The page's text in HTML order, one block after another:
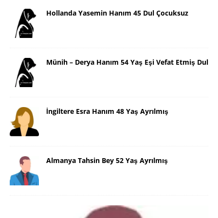
Hollanda Yasemin Hanım 45 Dul Çocuksuz
Münih – Derya Hanım 54 Yaş Eşi Vefat Etmiş Dul
İngiltere Esra Hanım 48 Yaş Ayrılmış
Almanya Tahsin Bey 52 Yaş Ayrılmış